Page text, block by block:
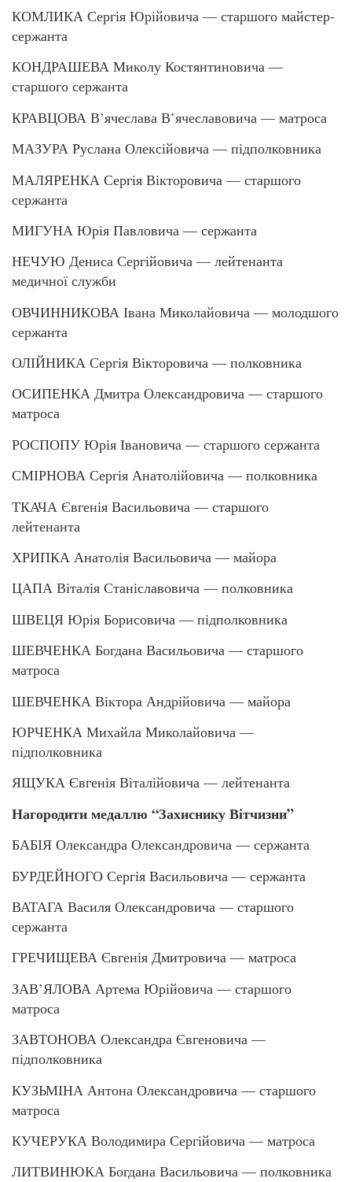
КОМЛИКА Сергія Юрійовича — старшого майстер-
сержанта
КОНДРАШЕВА Миколу Костянтиновича —
старшого сержанта
КРАВЦОВА В’ячеслава В’ячеславовича — матроса
МАЗУРА Руслана Олексійовича — підполковника
МАЛЯРЕНКА Сергія Вікторовича — старшого
сержанта
МИГУНА Юрія Павловича — сержанта
НЕЧУЮ Дениса Сергійовича — лейтенанта
медичної служби
ОВЧИННИКОВА Івана Миколайовича — молодшого
сержанта
ОЛІЙНИКА Сергія Вікторовича — полковника
ОСИПЕНКА Дмитра Олександровича — старшого
матроса
РОСПОПУ Юрія Івановича — старшого сержанта
СМІРНОВА Сергія Анатолійовича — полковника
ТКАЧА Євгенія Васильовича — старшого
лейтенанта
ХРИПКА Анатолія Васильовича — майора
ЦАПА Віталія Станіславовича — полковника
ШВЕЦЯ Юрія Борисовича — підполковника
ШЕВЧЕНКА Богдана Васильовича — старшого
матроса
ШЕВЧЕНКА Віктора Андрійовича — майора
ЮРЧЕНКА Михайла Миколайовича —
підполковника
ЯЩУКА Євгенія Віталійовича — лейтенанта
Нагородити медаллю “Захиснику Вітчизни”
БАБІЯ Олександра Олександровича — сержанта
БУРДЕЙНОГО Сергія Васильовича — сержанта
ВАТАГА Василя Олександровича — старшого
сержанта
ГРЕЧИЩЕВА Євгенія Дмитровича — матроса
ЗАВ’ЯЛОВА Артема Юрійовича — старшого
матроса
ЗАВТОНОВА Олександра Євгеновича —
підполковника
КУЗЬМІНА Антона Олександровича — старшого
матроса
КУЧЕРУКА Володимира Сергійовича — матроса
ЛИТВИНЮКА Богдана Васильовича — полковника